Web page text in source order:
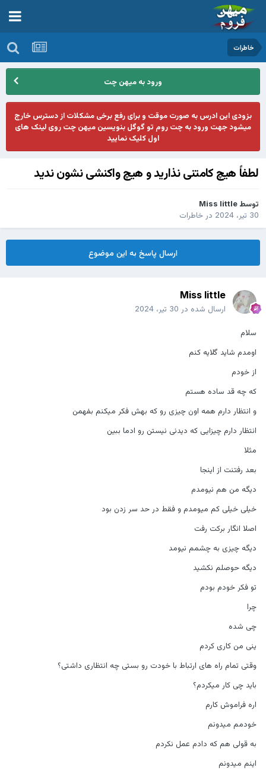
خاطرات
ورود به میهن چت
بزودی این ادرس به صورت موقت و برای رفع برخی مشکلات از دسترس خارج
میشود جهت ورود به چت روم تو گوگل بنویسین میهن چت روی لینک های
اول کلیک نمایید
لطفاً هیچ کامتنی نذارید و هیچ واکنشی نشون ندید
توسط Miss little
30 تیر، 2024
در خاطرات
ارسال پاسخ به این موضوع
Miss little
ارسال شده در 30 تیر، 2024
سلام
اومدم شاید گلایه کنم
از خودم
که چه قد ساده هستم
و انتظار دارم همه اون چیزی رو که بهش فکر میکنم بفهمن
انتظار دارم چیزایی که دیدنی نیستن رو ادما ببین
مثلا
بعد رفتنت از اینجا
دیگه من هم نیومدم
خیلی خیلی کم میومدم و فقط در حد سر زدن بود
اصلا انگار برکت رفت
دیگه چیزی به چشمم نیومد
دیگه حوصلم نکشید
تو فکر خودم بودم
چرا
چی شده
ینی من کاری کردم
وقتی تمام راه های ارتباط با خودت رو بستی چه انتظاری داشتی؟
باید چی کار میکردم؟
اره فراموش کارم
خودمم میدونم
به قولی هم که دادم عمل نکردم
اینم میدونم